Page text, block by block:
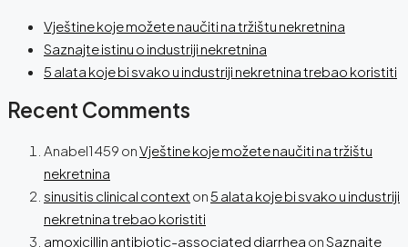
Vještine koje možete naučiti na tržištu nekretnina
Saznajte istinu o industriji nekretnina
5 alata koje bi svako u industriji nekretnina trebao koristiti
Recent Comments
Anabel1459 onVještine koje možete naučiti na tržištu
nekretnina
sinusitis clinical context on5 alata koje bi svako u industriji
nekretnina trebao koristiti
amoxicillin antibiotic-associated diarrhea onSaznajte